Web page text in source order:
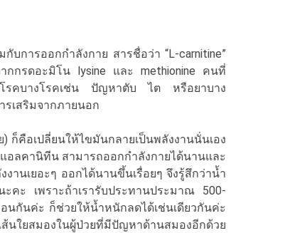
รออกกำลังกาย สารชื่อว่า “L-carnitine”
กกรดอะมิโน lysine และ methionine คนที่
โรคบางโรคเช่น ปัญหาตับ ไต หรือยาบาง
เสริมจากภายนอก
คือเปลี่ยนให้ไขมันกลายเป็นพลังงานนั่นเอง
อลคานิทีน สามารถออกกำลังกายได้นานและ
านเยอะๆ ออกได้นานขึ้นเรื่อยๆ จึงรู้สึกว่าน้ำ
คะ เพราะถ้าเรารับประทานประมาณ 500-
นกันค่ะ ก็ช่วยให้น้ำหนักลดได้เช่นเดียวกันค่ะ
ใยสมองในผู้ป่วยที่มีปัญหาด้านสมองอีกด้วย